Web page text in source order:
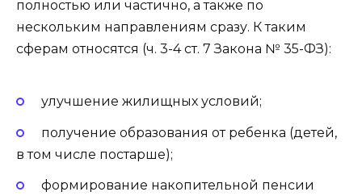
полностью или частично, а также по
нескольким направлениям сразу. К таким
сферам относятся (ч. 3-4 ст. 7 Закона № 35-ФЗ):
улучшение жилищных условий;
получение образования от ребенка (детей,
в том числе постарше);
формирование накопительной пенсии